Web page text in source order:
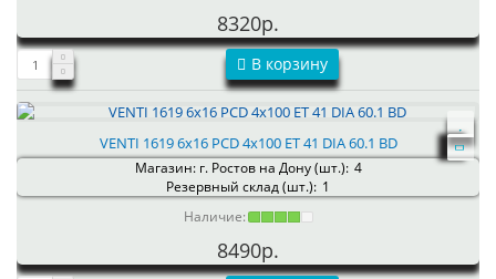
8320р.
В корзину
VENTI 1619 6x16 PCD 4x100 ET 41 DIA 60.1 BD
Магазин: г. Ростов на Дону (шт.): 4
Резервный склад (шт.): 1
Наличие:
8490р.